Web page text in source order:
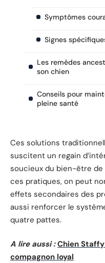
Symptômes
Signes
Les remèdes
son chien
Conseils pour
pleine santé
Ces solutions
suscitent un regain
soucieux du bien-être de
ces pratiques, on peut
effets secondaires des
aussi renforcer le
quatre pattes.
A lire aussi : Chien
compagnon loyal